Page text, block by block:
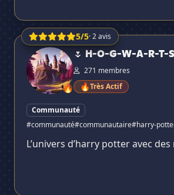
5/5· 2 avis
🌷 H-O-G-W-A-R-T-S 🪽
🔥
🌷 H-O-G-W-A-R-T-
271 membres
🔥Très Actif
Communauté
#communauté#communautaire#harry-
L’univers d’harry potter avec